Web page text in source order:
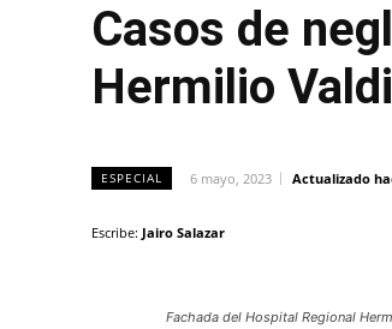
Casos de
Hermilio
ESPECIAL 6 mayo, 2023 Actualizado
Escribe: Jairo Salazar
Fachada del Hospital Regional